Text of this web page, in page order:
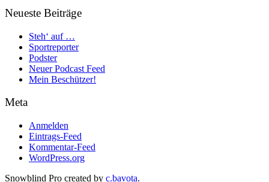
Neueste Beiträge
Steh‘ auf …
Sportreporter
Podster
Neuer Podcast Feed
Mein Beschützer!
Meta
Anmelden
Eintrags-Feed
Kommentar-Feed
WordPress.org
Snowblind Pro created by c.bavota.